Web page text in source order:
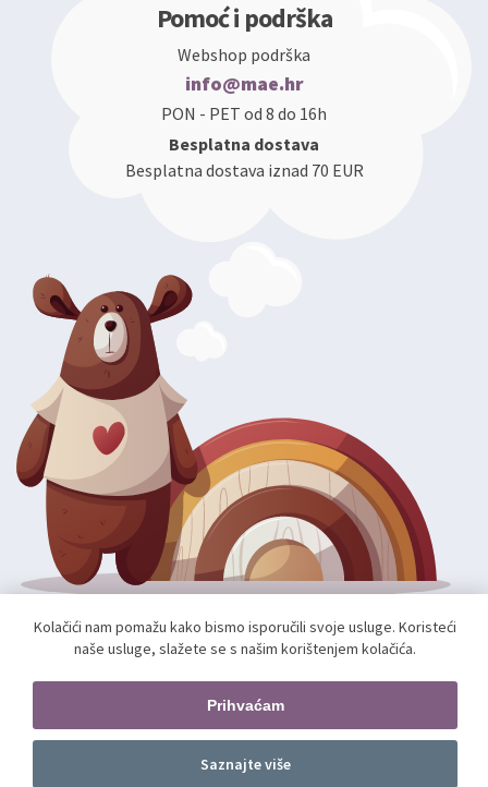
Prednarudžba
Pomoć i podrška
Webshop podrška
info@mae.hr
PON - PET od 8 do 16h
Besplatna dostava
Besplatna dostava iznad 70 EUR
Autorska prava; 2026 mae.hr. Sva prava pridržana.
Pratite nas
Kolačići nam pomažu kako bismo isporučili svoje usluge. Koristeći
naše usluge, slažete se s našim korištenjem kolačića.
Prihvaćam
Saznajte više